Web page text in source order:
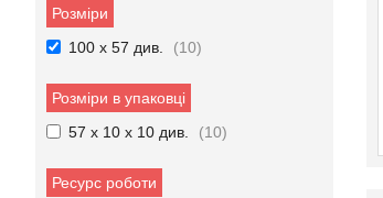
Розміри
100 х 57 див.
10
Розміри в упаковці
57 х 10 х 10 див.
10
Ресурс роботи